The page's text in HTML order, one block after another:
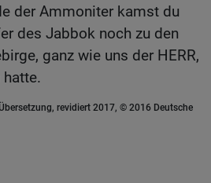
der Ammoniter kamst du
des Jabbok noch zu den
ganz wie uns der HERR,
revidiert 2017, © 2016 Deutsche